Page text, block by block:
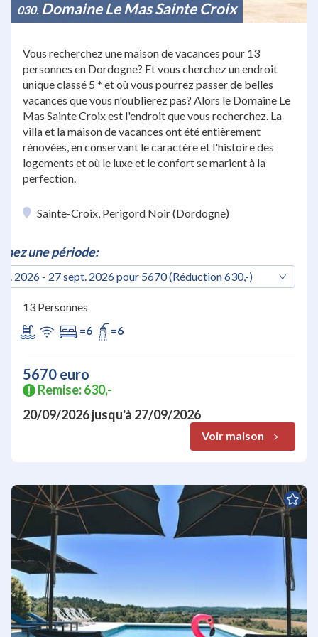
030 Domaine Le Mas Sainte Croix
Vous recherchez une maison de vacances pour 13
personnes en Dordogne? Et vous cherchez un endroit
unique classé 5 * et où vous pourrez passer de belles
vacances que vous n'oublierez pas? Alors le Domaine Le
Mas Sainte Croix est l'endroit que vous recherchez. La
villa et la maison de vacances ont été entièrement
rénovées, en conservant le caractère et l'histoire des
logements et où le luxe et le confort se marient à la
perfection.
Sainte-Croix, Perigord Noir (Dordogne)
une période:
2026 - 27 sept. 2026 pour 5670 (Réduction 630,-)
13 Personnes
=6
=6
5670 euro
!
Remise: 630,-
20/09/2026jusqu'à 27/09/2026
Voir maison